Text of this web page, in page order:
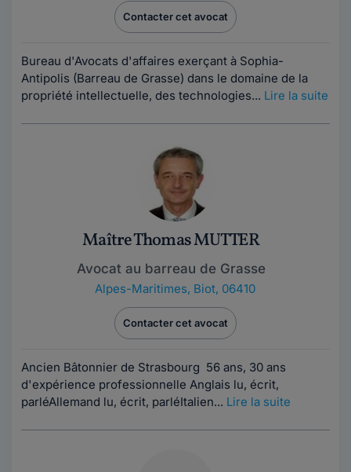
Contacter cet avocat
Bureau d'Avocats d'affaires exerçant à Sophia-
Antipolis (Barreau de Grasse) dans le domaine de la
propriété intellectuelle, des technologies... Lire la suite
Maître Thomas MUTTER
Avocat au barreau de Grasse
Alpes-Maritimes, Biot, 06410
Contacter cet avocat
Ancien Bâtonnier de Strasbourg 56 ans, 30 ans
d'expérience professionnelle Anglais lu, écrit,
parléAllemand lu, écrit, parléItalien... Lire la suite